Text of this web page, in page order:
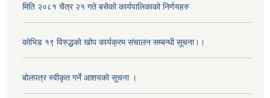
मिति २०८१ चैत्र २१ गते बसेको कार्यपालिकाको निर्णयहरु
कोभिड १९ विरुद्धको खोप कार्यक्रम संचालन सम्बन्धी सूचना।।
बोलपत्र स्वीकृत गर्ने आशयको सूचना ।